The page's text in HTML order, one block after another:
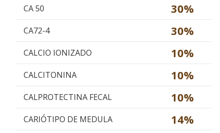
CA 50 30%
CA72-4 30%
CALCIO IONIZADO 10%
CALCITONINA 10%
CALPROTECTINA FECAL 10%
CARIÓTIPO DE MEDULA 14%